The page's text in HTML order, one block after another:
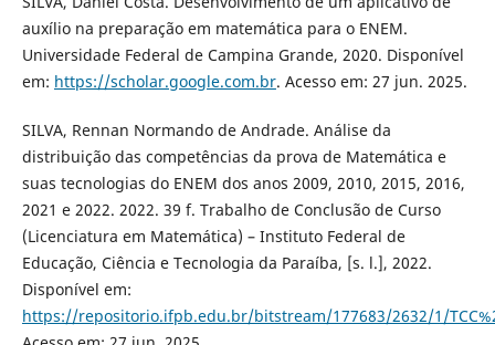
auxílio na preparação em matemática para o ENEM.
Universidade Federal de Campina Grande, 2020. Disponível
em: https://scholar.google.com.br. Acesso em: 27 jun. 2025.
SILVA, Rennan Normando de Andrade. Análise da
distribuição das competências da prova de Matemática e
suas tecnologias do ENEM dos anos 2009, 2010, 2015, 2016,
2021 e 2022. 2022. 39 f. Trabalho de Conclusão de Curso
(Licenciatura em Matemática) – Instituto Federal de
Educação, Ciência e Tecnologia da Paraíba, [s. l.], 2022.
Disponível em:
https://repositorio.ifpb.edu.br/bitstream/177683/2632/1/